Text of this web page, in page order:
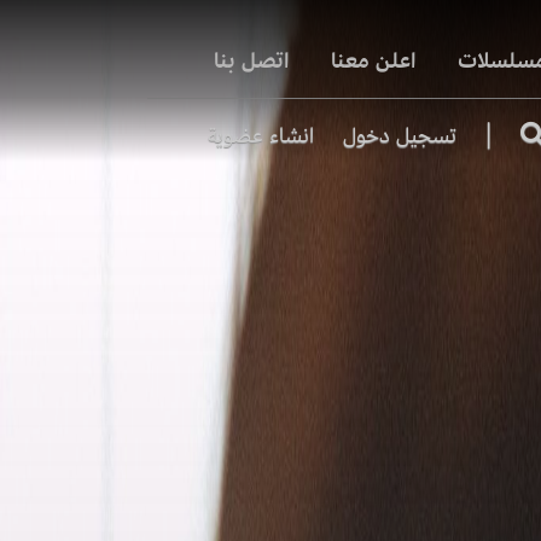
اعلن معنا اتصل بنا
| تسجيل دخول انشاء عضوية